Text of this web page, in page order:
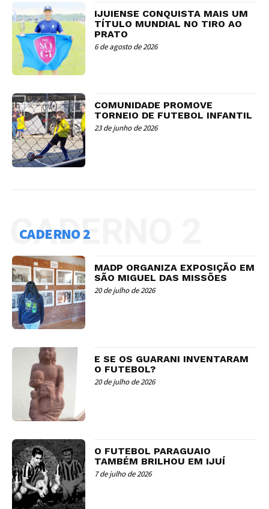
IJUIENSE CONQUISTA MAIS UM
TÍTULO MUNDIAL NO TIRO AO
PRATO
6 de agosto de 2026
COMUNIDADE PROMOVE
TORNEIO DE FUTEBOL INFANTIL
23 de junho de 2026
CADERNO 2
CADERNO 2
MADP ORGANIZA EXPOSIÇÃO EM
SÃO MIGUEL DAS MISSÕES
20 de julho de 2026
E SE OS GUARANI INVENTARAM
O FUTEBOL?
20 de julho de 2026
O FUTEBOL PARAGUAIO
TAMBÉM BRILHOU EM IJUÍ
7 de julho de 2026